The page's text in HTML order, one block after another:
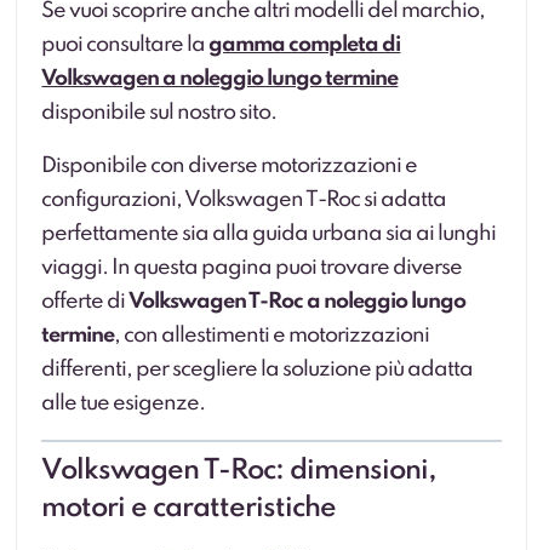
Se vuoi scoprire anche altri modelli del marchio,
puoi consultare lagamma completa di
Volkswagen a noleggio lungo termine
disponibile sul nostro sito.
Disponibile con diverse motorizzazioni e
configurazioni, Volkswagen T-Roc si adatta
perfettamente sia alla guida urbana sia ai lunghi
viaggi. In questa pagina puoi trovare diverse
offerte diVolkswagen T-Roc a noleggio lungo
termine, con allestimenti e motorizzazioni
differenti, per scegliere la soluzione più adatta
alle tue esigenze.
Volkswagen T-Roc: dimensioni,
motori e caratteristiche